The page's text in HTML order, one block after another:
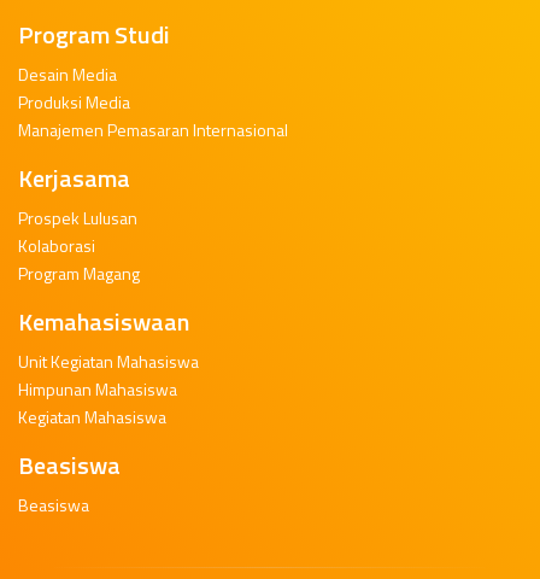
Program Studi
Desain Media
Produksi Media
Manajemen Pemasaran Internasional
Kerjasama
Prospek Lulusan
Kolaborasi
Program Magang
Kemahasiswaan
Unit Kegiatan Mahasiswa
Himpunan Mahasiswa
Kegiatan Mahasiswa
Beasiswa
Beasiswa